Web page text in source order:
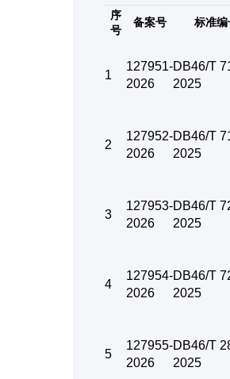
序
号
备案号 标准编
1
127951-
2026
DB46/T
2025
2
127952-
2026
DB46/T
2025
3
127953-
2026
DB46/T
2025
4
127954-
2026
DB46/T
2025
5
127955-
2026
DB46/T
2025